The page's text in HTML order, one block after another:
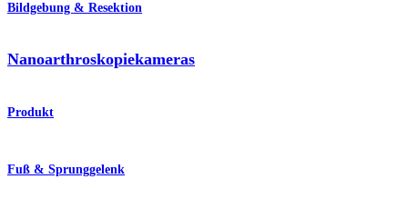
Bildgebung & Resektion
Nanoarthroskopiekameras
Produkt
Fuß & Sprunggelenk